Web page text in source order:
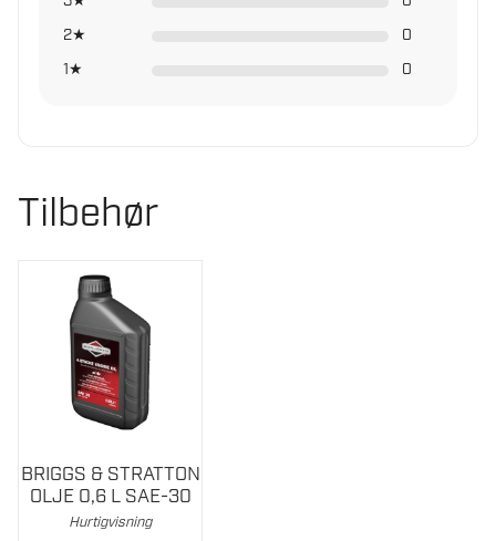
2★
0
1★
0
Tilbehør
BRIGGS & STRATTON
OLJE 0,6 L SAE-30
Hurtigvisning